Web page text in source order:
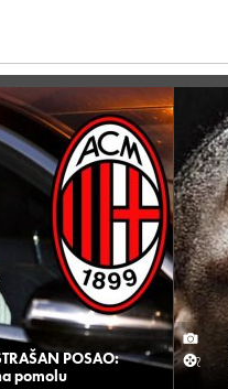
POSAO:
pomolu